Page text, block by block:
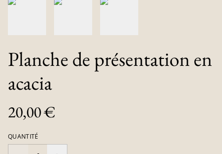
Planche de présentation en
acacia
20,00 €
QUANTITÉ